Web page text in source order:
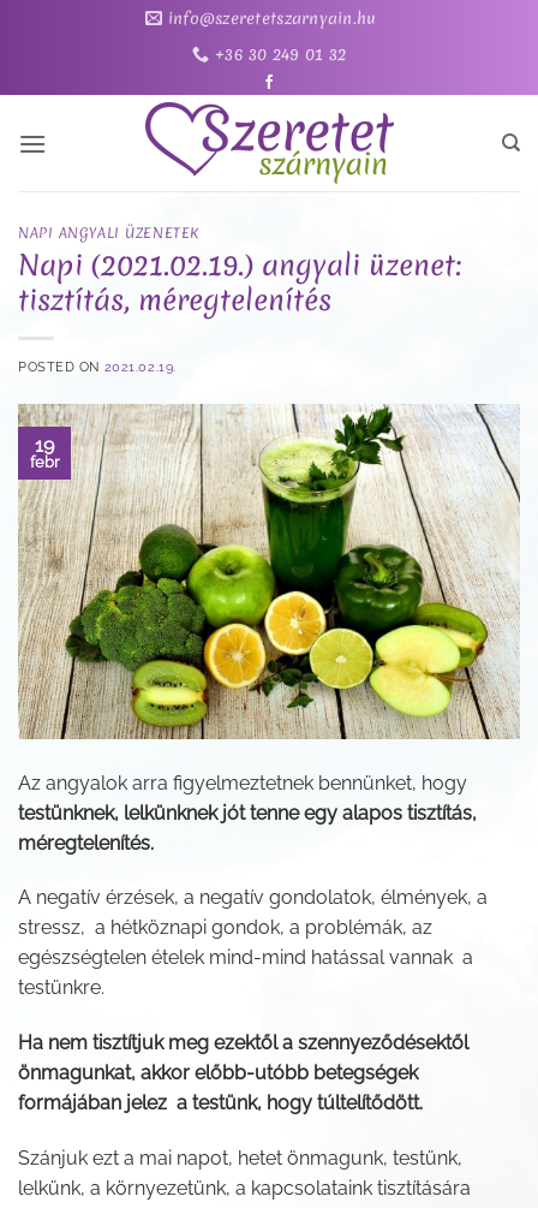
info@szeretetszarnyain.hu
+36 30 249 01 32
NAPI ANGYALI ÜZENETEK
Napi (2021.02.19.) angyali üzenet:
tisztítás, méregtelenítés
POSTED ON 2021.02.19.
19
febr
Az angyalok arra figyelmeztetnek bennünket, hogy
testünknek, lelkünknek jót tenne egy alapos tisztítás,
méregtelenítés.
A negatív érzések, a negatív gondolatok, élmények, a
stressz, a hétköznapi gondok, a problémák, az
egészségtelen ételek mind-mind hatással vannak a
testünkre.
Ha nem tisztítjuk meg ezektől a szennyeződésektől
önmagunkat, akkor előbb-utóbb betegségek
formájában jelez a testünk, hogy túltelítődött.
Szánjuk ezt a mai napot, hetet önmagunk, testünk,
lelkünk, a környezetünk, a kapcsolataink tisztítására